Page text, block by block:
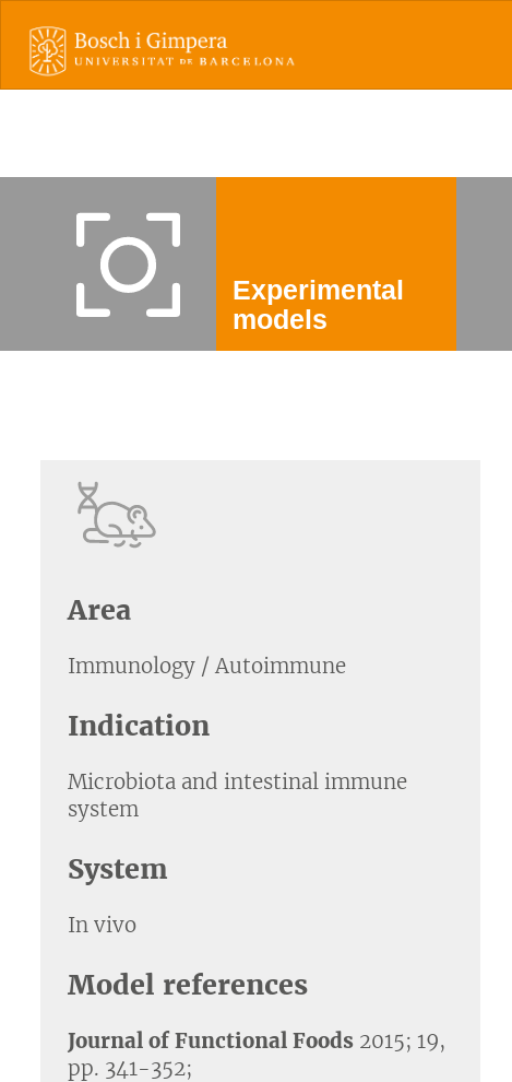
Experimental
models
Area
Immunology / Autoimmune
Indication
Microbiota and intestinal immune
system
System
In vivo
Model references
Journal of Functional Foods 2015; 19,
pp. 341-352;